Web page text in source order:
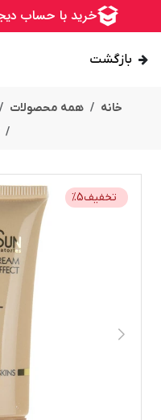
بازگشت
خانه همه محصولات
تخفیف %5